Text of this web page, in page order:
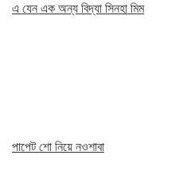
এ যেন এক অন্য বিদ্যা সিনহা মিম
পাপেট শো নিয়ে নওশাবা